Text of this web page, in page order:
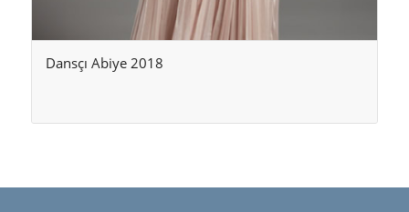
Dansçı Abiye 2018